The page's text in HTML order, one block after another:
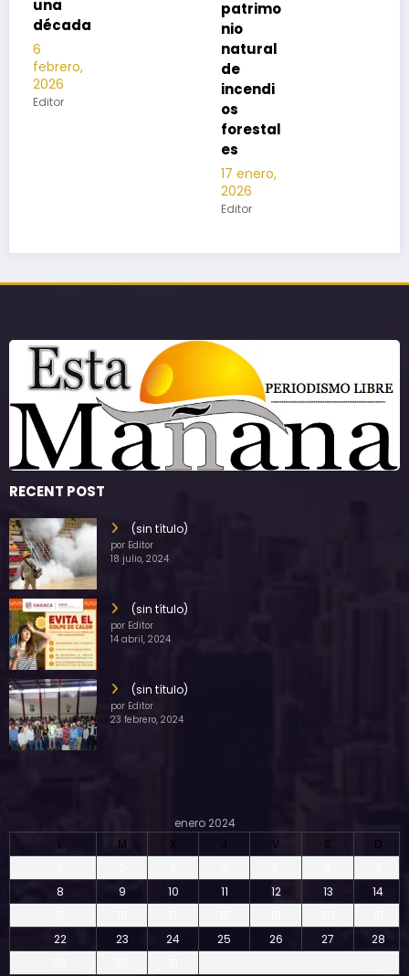
RECENT POST
(sin título)
por Editor
18 julio, 2024
(sin título)
por Editor
14 abril, 2024
(sin título)
por Editor
23 febrero, 2024
enero 2024
L
M X J V S
D
8
9 10 11 12 13
14
22
23 24 25 26 27
28